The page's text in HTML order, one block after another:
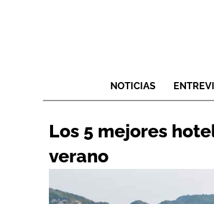
NOTICIAS
Los 5 mejores
verano